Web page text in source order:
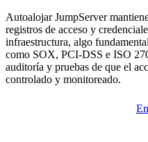
Autoalojar JumpServer
registros de acceso y
infraestructura, algo
como SOX, PCI-DSS e ISO
auditoría y pruebas de que el
controlado y monitoreado.